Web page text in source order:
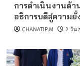
การดำเนินงานด้
อธิการบดีสู่ความยั่
CHANATIP.M 2 วัน